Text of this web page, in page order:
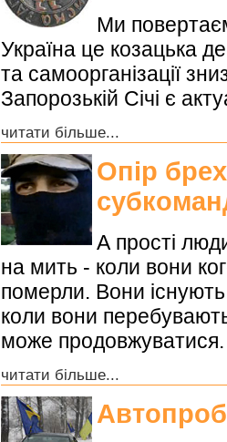
Ми
Україна це козацька
та самоорганізації
Запорозькій Січі є
читати більше...
Опір
А прості
на мить - коли вони
померли. Вони
коли вони
може продовжуватися.
читати більше...